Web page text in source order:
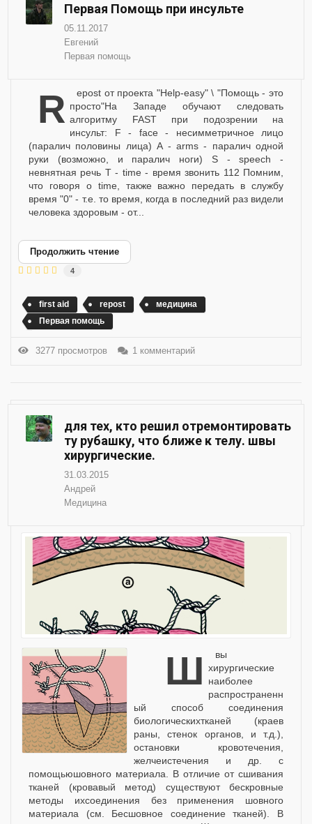
Первая Помощь при инсульте
05.11.2017
Евгений
Первая помощь
Repost от проекта "Help-easy" \ "Помощь - это просто"На Западе обучают следовать
алгоритму FAST при подозрении на
инсульт: F - face - несимметричное лицо
(паралич половины лица) A - arms - паралич одной
руки (возможно, и паралич ноги) S - speech -
невнятная речь T - time - время звонить 112 Помним,
что говоря о time, также важно передать в службу
время "0" - т.е. то время, когда в последний раз видели
человека здоровым - от...
Продолжить чтение
4
first aid repost
медицина
Первая помощь
3277 просмотров 1 комментарий
для тех, кто решил отремонтировать
ту рубашку, что ближе к телу. швы
хирургические.
31.03.2015
Андрей
Медицина
Швы хирургические
наиболее
распространенн
ый способ соединения
биологическихтканей (краев
раны, стенок органов, и т.д.),
остановки кровотечения,
желчеистечения и др. с
помощьюшовного материала. В отличие от сшивания
тканей (кровавый метод) существуют бескровные
методы ихсоединения без применения шовного
материала (см. Бесшовное соединение тканей). В